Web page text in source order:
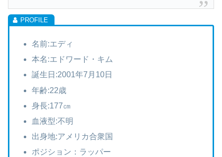
名前:エディ
本名:エドワード・キム
誕生日:2001年7月10日
年齢:22歳
身長:177㎝
血液型:不明
出身地:アメリカ合衆国
ポジション：ラッパー